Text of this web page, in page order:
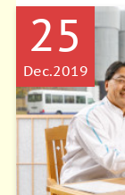
25
Dec 2019